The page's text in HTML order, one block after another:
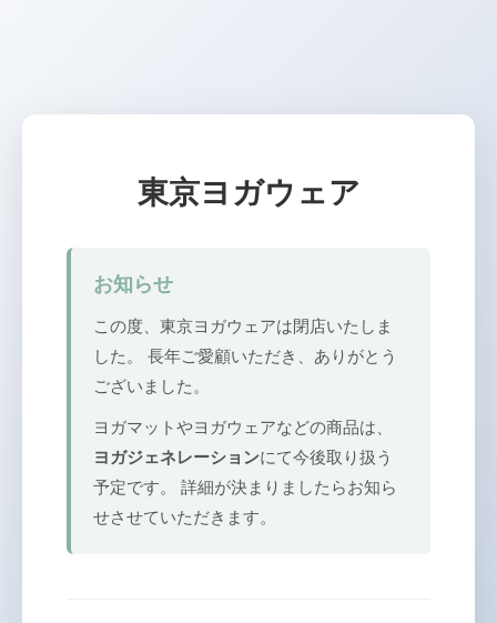
東京ヨガウェア
お知らせ
この度、東京ヨガウェアは閉店いたしま
した。 長年ご愛顧いただき、ありがとう
ございました。
ヨガマットやヨガウェアなどの商品は、
ヨガジェネレーションにて今後取り扱う
予定です。 詳細が決まりましたらお知ら
せさせていただきます。